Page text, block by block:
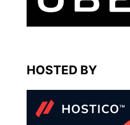
HOSTED BY